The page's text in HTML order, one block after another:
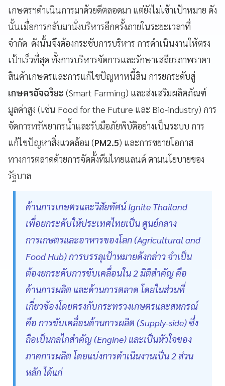
เกษตรฯดำเนินการมาด้วยดีตลอดมา แต่ยังไม่เข้าเป้าหมาย ดัง
นั้นเมื่อการกลับมานั่งบริหารอีกครั้งภายในระยะเวลาที่
จำกัด ดังนั้นจึงต้องกระชับการบริหาร การดำเนินงานให้ตรง
เป้าเร็วที่สุด ทั้งการบริหารจัดการและรักษาเสถียรภาพราคา
สินค้าเกษตรและการแก้ไขปัญหาหนี้สิน การยกระดับสู่
เกษตรอัจฉริยะ (Smart Farming) และส่งเสริมผลิตภัณฑ์
มูลค่าสูง (เช่น Food for the Future และ Bio-industry) การ
จัดการทรัพยากรน้ำและรับมือภัยพิบัติอย่างเป็นระบบ การ
แก้ไขปัญหาสิ่งแวดล้อม (PM2.5) และการขยายโอกาส
ทางการตลาดด้วยการจัดตั้งทีมไทยแลนด์ ตามนโยบายของ
รัฐบาล
ด้านการเกษตรและวิสัยทัศน์ Ignite Thailand
เพื่อยกระดับให้ประเทศไทยเป็น ศูนย์กลาง
การเกษตรและอาหารของโลก (Agricultural and
Food Hub) การบรรลุเป้าหมายดังกล่าว จำเป็น
ต้องยกระดับการขับเคลื่อนใน 2 มิติสำคัญ คือ
ด้านการผลิต และด้านการตลาด โดยในส่วนที่
เกี่ยวข้องโดยตรงกับกระทรวงเกษตรและสหกรณ์
คือ การขับเคลื่อนด้านการผลิต (Supply-side) ซึ่ง
ถือเป็นกลไกสำคัญ (Engine) และเป็นหัวใจของ
ภาคการผลิต โดยแบ่งการดำเนินงานเป็น 2 ส่วน
หลัก ได้แก่